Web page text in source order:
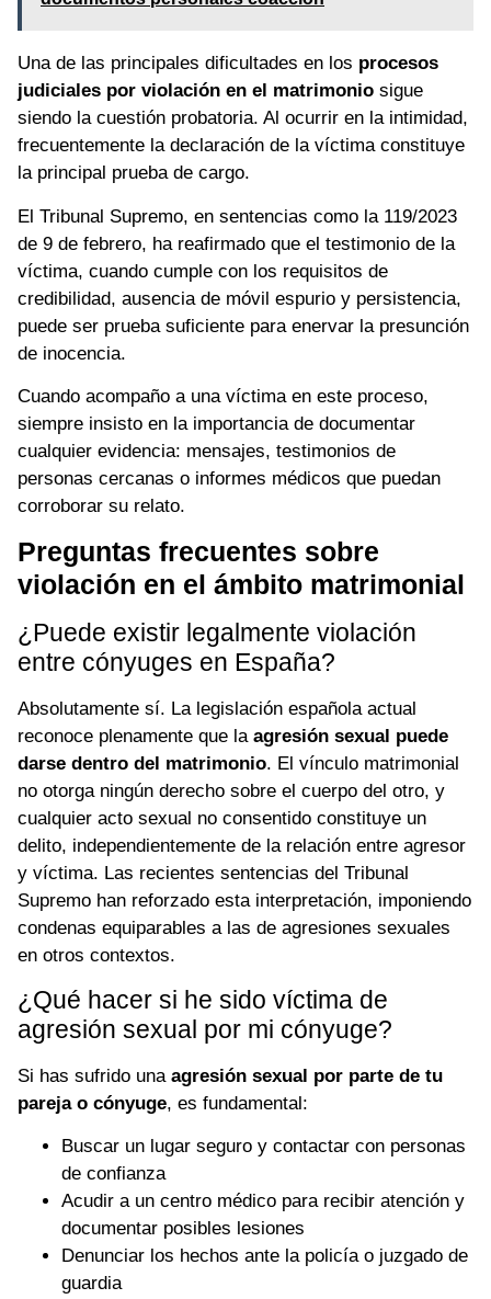
Una de las principales dificultades en los procesos
judiciales por violación en el matrimonio sigue
siendo la cuestión probatoria. Al ocurrir en la intimidad,
frecuentemente la declaración de la víctima constituye
la principal prueba de cargo.
El Tribunal Supremo, en sentencias como la 119/2023
de 9 de febrero, ha reafirmado que el testimonio de la
víctima, cuando cumple con los requisitos de
credibilidad, ausencia de móvil espurio y persistencia,
puede ser prueba suficiente para enervar la presunción
de inocencia.
Cuando acompaño a una víctima en este proceso,
siempre insisto en la importancia de documentar
cualquier evidencia: mensajes, testimonios de
personas cercanas o informes médicos que puedan
corroborar su relato.
Preguntas frecuentes sobre
violación en el ámbito matrimonial
¿Puede existir legalmente violación
entre cónyuges en España?
Absolutamente sí. La legislación española actual
reconoce plenamente que la agresión sexual puede
darse dentro del matrimonio. El vínculo matrimonial
no otorga ningún derecho sobre el cuerpo del otro, y
cualquier acto sexual no consentido constituye un
delito, independientemente de la relación entre agresor
y víctima. Las recientes sentencias del Tribunal
Supremo han reforzado esta interpretación, imponiendo
condenas equiparables a las de agresiones sexuales
en otros contextos.
¿Qué hacer si he sido víctima de
agresión sexual por mi cónyuge?
Si has sufrido una agresión sexual por parte de tu
pareja o cónyuge, es fundamental:
Buscar un lugar seguro y contactar con personas
de confianza
Acudir a un centro médico para recibir atención y
documentar posibles lesiones
Denunciar los hechos ante la policía o juzgado de
guardia